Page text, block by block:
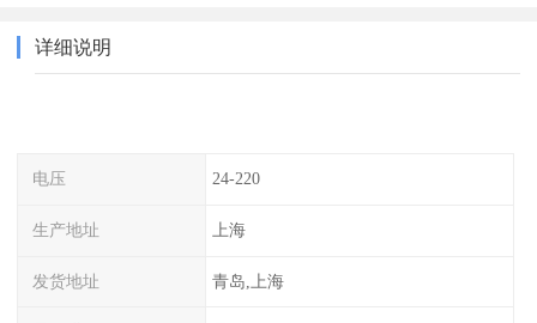
详细说明
电压 24-220
生产地址 上海
发货地址 青岛,上海